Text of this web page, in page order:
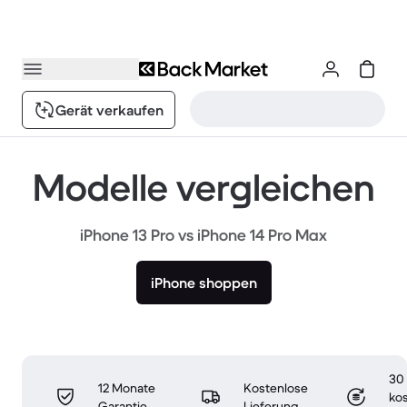
Gerät verkaufen
Modelle vergleichen
iPhone 13 Pro vs iPhone 14 Pro Max
iPhone shoppen
12 Monate
Kostenlose
30